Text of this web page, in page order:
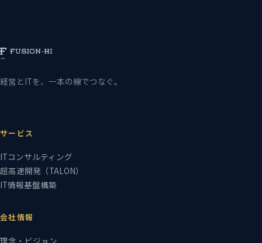
経営とITを、一本の線でつなぐ。
サービス
ITコンサルティング
超高速開発（TALON）
IT情報基盤構築
会社情報